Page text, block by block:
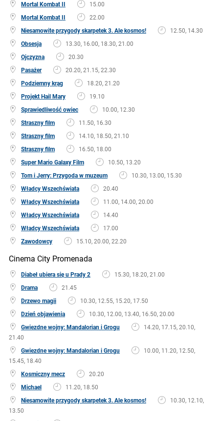
Mortal Kombat II
15.00
Mortal Kombat II
22.00
Niesamowite przygody skarpetek 3. Ale kosmos!
12.50, 14.30
Obsesja
13.30, 16.00, 18.30, 21.00
Ojczyzna
20.30
Pasażer
20.20, 21.15, 22.30
Podziemny krąg
18.20, 21.20
Projekt Hail Mary
19.10
Sprawiedliwość owiec
10.00, 12.30
Straszny film
11.50, 16.30
Straszny film
14.10, 18.50, 21.10
Straszny film
16.50, 18.00
Super Mario Galaxy Film
10.50, 13.20
Tom i Jerry: Przygoda w muzeum
10.30, 13.00, 15.30
Władcy Wszechświata
20.40
Władcy Wszechświata
11.00, 14.00, 20.00
Władcy Wszechświata
14.40
Władcy Wszechświata
17.00
Zawodowcy
15.10, 20.00, 22.20
Cinema City Promenada
Diabeł ubiera się u Prady 2
15.30, 18.20, 21.00
Drama
21.45
Drzewo magii
10.30, 12.55, 15.20, 17.50
Dzień objawienia
10.30, 12.00, 13.40, 16.50, 20.00
Gwiezdne wojny: Mandalorian i Grogu
14.20, 17.15, 20.10,
21.40
Gwiezdne wojny: Mandalorian i Grogu
10.00, 11.20, 12.50,
15.45, 18.40
Kosmiczny mecz
20.20
Michael
11.20, 18.50
Niesamowite przygody skarpetek 3. Ale kosmos!
10.30, 12.10,
13.50